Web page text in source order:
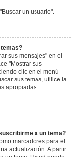
un usuario".
sus mensajes" en el
"Mostrar sus
clic en el menú
sus temas, utilice la
apropiadas.
a un tema?
marcadores para el
actualización. A partir